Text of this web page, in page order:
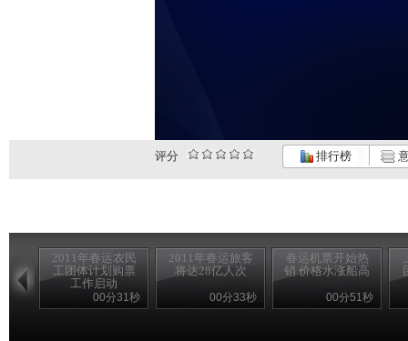
评分 排行榜
2011年春运农民
工团体计划购票
工作启动
00分31秒
2011年春运旅客
将达28亿人次
00分33秒
春运机票开始热
销 价格水涨船高
00分51秒